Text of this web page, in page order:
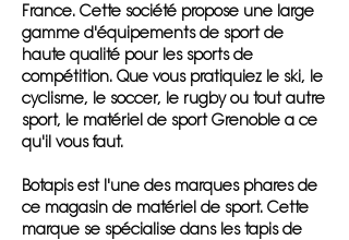
France. Cette société propose une large
gamme d'équipements de sport de
haute qualité pour les sports de
compétition. Que vous pratiquiez le ski, le
cyclisme, le soccer, le rugby ou tout autre
sport, le matériel de sport Grenoble a ce
qu'il vous faut.
Botapis est l'une des marques phares de
ce magasin de matériel de sport. Cette
marque se spécialise dans les tapis de